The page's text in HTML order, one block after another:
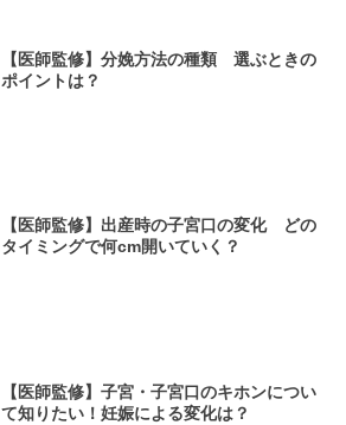
【医師監修】分娩方法の種類 選ぶときの
ポイントは？
【医師監修】出産時の子宮口の変化 どの
タイミングで何cm開いていく？
【医師監修】子宮・子宮口のキホンについ
て知りたい！妊娠による変化は？